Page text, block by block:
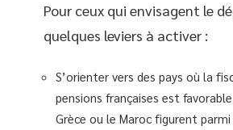
Pour ceux qui envisagent le
quelques leviers à activer :
S’orienter vers des pays où la
pensions françaises est
Grèce ou le Maroc figurent parmi